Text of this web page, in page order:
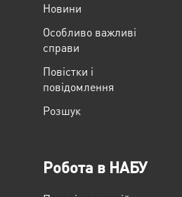
Новини
Особливо важливі
справи
Повістки і
повідомлення
Розшук
Робота в НАБУ